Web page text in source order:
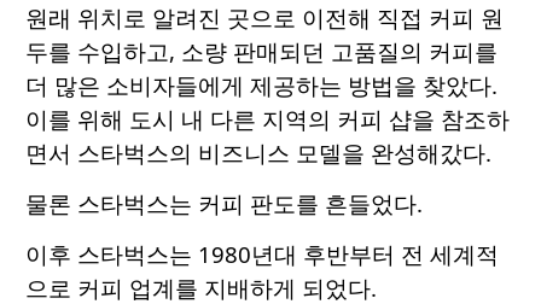
원래 위치로 알려진 곳으로 이전해 직접 커피 원
두를 수입하고, 소량 판매되던 고품질의 커피를
더 많은 소비자들에게 제공하는 방법을 찾았다.
이를 위해 도시 내 다른 지역의 커피 샵을 참조하
면서 스타벅스의 비즈니스 모델을 완성해갔다.
물론 스타벅스는 커피 판도를 흔들었다.
이후 스타벅스는 1980년대 후반부터 전 세계적
으로 커피 업계를 지배하게 되었다.